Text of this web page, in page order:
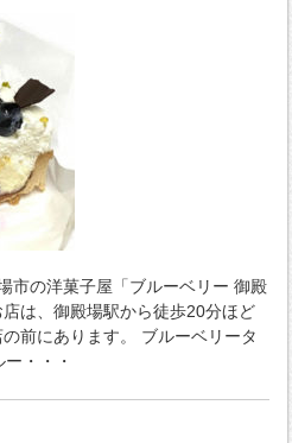
市の洋菓子屋「ブルーベリー 御殿
は、御殿場駅から徒歩20分ほど
前にあります。 ブルーベリータ
・・・